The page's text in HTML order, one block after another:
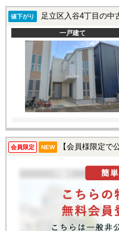
値下がり 足立区入谷4丁目の中
一戸建て
会員限定 NEW 【会員様限定で